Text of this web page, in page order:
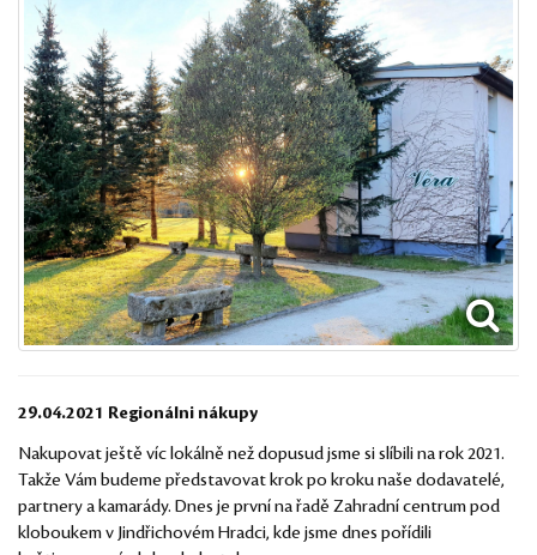
29.04.2021 Regionálni nákupy
Nakupovat ještě víc lokálně než dopusud jsme si slíbili na rok 2021.
Takže Vám budeme představovat krok po kroku naše dodavatelé,
partnery a kamarády. Dnes je první na řadě Zahradní centrum pod
kloboukemv Jindřichovém Hradci, kde jsme dnes pořídili